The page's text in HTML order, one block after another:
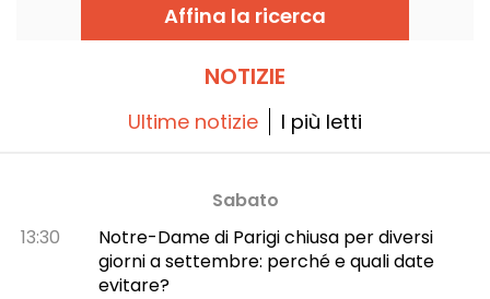
Affina la ricerca
NOTIZIE
Ultime notizie I più letti
Sabato
13:30
Notre-Dame di Parigi chiusa per diversi
giorni a settembre: perché e quali date
evitare?